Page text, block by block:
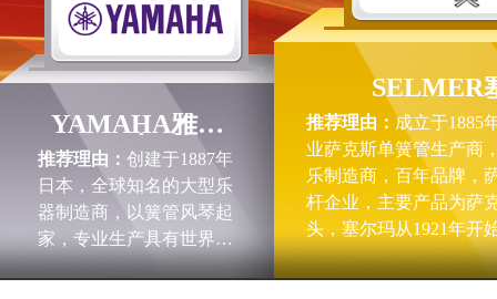
YAMAHA雅马
哈
推荐理由： 创建于1887年
日本，全球知名的大型乐
器制造商，以簧管风琴起
家，专业生产具有世界水
准的乐器、音响器材、视
SELMER
推荐理由： 成立于1885
业萨克斯单簧管生产商
乐制造商，百年品牌，
杆企业，主要产品为萨
头，塞尔玛从1921年开
为世界上半专业和专业
萨克斯品牌，法国